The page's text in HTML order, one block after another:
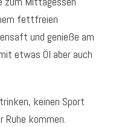
fettfreien
und genieße am
etwas Öl aber auch
keinen Sport
Ruhe kommen.